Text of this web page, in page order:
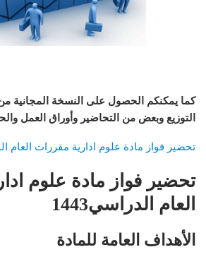
كما يمكنكم الحصول على النسخة المجانية
التوزيع وبعض من التحاضير وأوراق العمل
تحضير فواز مادة علوم ادارية مقررات العام
تحضير فواز مادة علوم
العام الدراسي1443
الأهداف العامة للمادة